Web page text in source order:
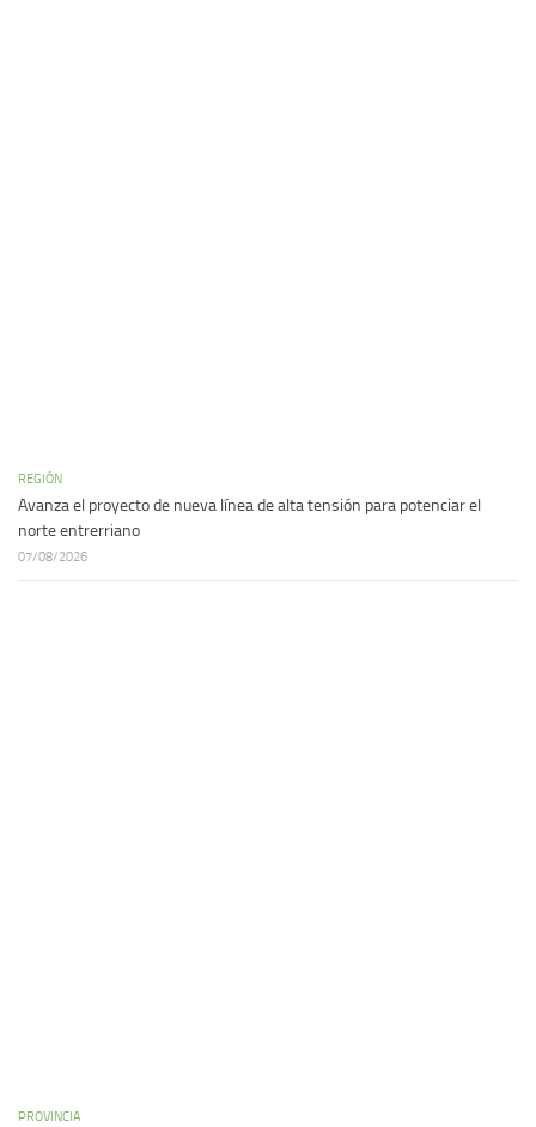
REGIÓN
Avanza el proyecto de nueva línea de alta tensión para potenciar el
norte entrerriano
07/08/2026
PROVINCIA